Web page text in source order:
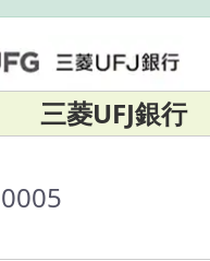
三菱UFJ銀行
0005